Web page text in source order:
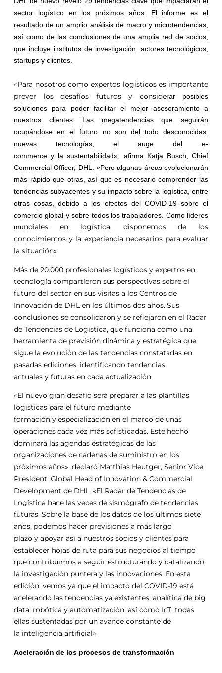
sector logístico en los próximos años. El informe es el
resultado de un amplio análisis de macro ymicrotendencias,
así como de las conclusiones de una amplia red de socios,
que incluye institutos de investigación, actores tecnológicos,
startups y clientes.
«Para nosotros como expertos logísticos es importante
prever los desafíos futuros y considerar posibles
soluciones para poder facilitar el mejor asesoramiento a
nuestros clientes. Las megatendencias que seguirán
ocupándose en el futuro no son del todo desconocidas:
nuevas tecnologías, el auge del e-
commercey lasustentabilidad», afirma Katja Busch, Chief
Commercial Officer, DHL. «Pero algunas áreas evolucionarán
más rápido que otras, así que es necesario comprender las
tendencias subyacentes ysu impacto sobre la logística, entre
otras cosas, debido a los efectos del COVID-19 sobre el
comercioglobal ysobre todos los trabajadores. Como líderes
mundiales en logística, disponemos de los
conocimientos yla experiencia necesarios para evaluar
la situación»
Más de 20.000 profesionales logísticos y expertos en
tecnología compartieron sus perspectivas sobre el
futuro del sector en sus visitas a los Centros de
Innovación de DHL en los últimos dos años. Sus
conclusiones se consolidaron y se reflejaron en el Radar
de Tendencias de Logística, que funciona como una
herramienta de previsión dinámica y estratégica que
sigue la evolución de las tendencias constatadas en
pasadas ediciones, identificando tendencias
actuales y futuras en cada actualización.
«El nuevo gran desafío será preparar a las plantillas
logísticas para el futuro mediante
formación y especialización en el marco de unas
operaciones cada vez más sofisticadas. Este hecho
dominará las agendas estratégicas de las
organizaciones de cadenas de suministro en los
próximos años», declaró Matthias Heutger, Senior Vice
President, Global Head of Innovation & Commercial
Development de DHL. «El Radar de Tendencias de
Logística hace las veces de sismógrafo de tendencias
futuras. Sobre la base de los datos de los últimos siete
años, podemos hacer previsiones a más largo
plazo y apoyar así a nuestros socios y clientes para
establecer hojas de ruta para sus negocios al tiempo
que contribuimos a seguir estructurando y catalizando
la investigación puntera y las innovaciones. En esta
edición, vemos ya que el impacto del COVID-19 está
acelerando las tendencias ya existentes: analítica de big
data, robótica y automatización, así como IoT; todas
ellas sustentadas por un avance constante de
la inteligencia artificial»
Aceleración de los procesos de transformación